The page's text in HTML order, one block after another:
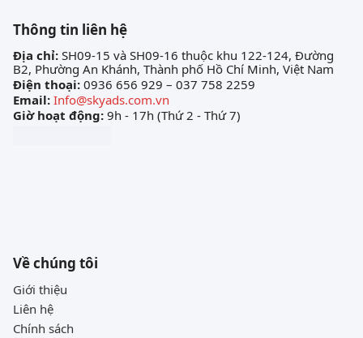
Thông tin liên hệ
Địa chỉ: SH09-15 và SH09-16 thuộc khu 122-124, Đường
B2, Phường An Khánh, Thành phố Hồ Chí Minh, Việt Nam
Điện thoại: 0936 656 929 – 037 758 2259
Email: Info@skyads.com.vn
Giờ hoạt động: 9h - 17h (Thứ 2 - Thứ 7)
Về chúng tôi
Giới thiệu
Liên hệ
Chính sách